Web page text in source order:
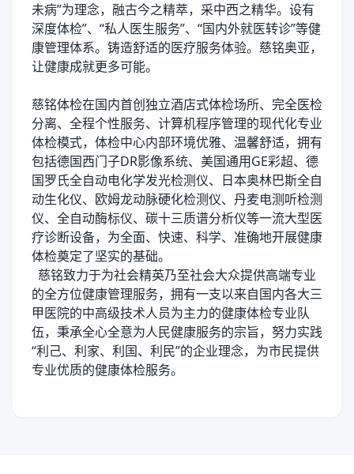
未病”为理念，融古今之精萃，采中西之精华。设有
深度体检”、“私人医生服务”、“国内外就医转诊”等健
康管理体系。铸造舒适的医疗服务体验。慈铭奥亚，
让健康成就更多可能。
慈铭体检在国内首创独立酒店式体检场所、完全医检
分离、全程个性服务、计算机程序管理的现代化专业
体检模式，体检中心内部环境优雅、温馨舒适，拥有
包括德国西门子DR影像系统、美国通用GE彩超、德
国罗氏全自动电化学发光检测仪、日本奥林巴斯全自
动生化仪、欧姆龙动脉硬化检测仪、丹麦电测听检测
仪、全自动酶标仪、碳十三质谱分析仪等一流大型医
疗诊断设备，为全面、快速、科学、准确地开展健康
体检奠定了坚实的基础。
慈铭致力于为社会精英乃至社会大众提供高端专业
的全方位健康管理服务，拥有一支以来自国内各大三
甲医院的中高级技术人员为主力的健康体检专业队
伍，秉承全心全意为人民健康服务的宗旨，努力实践
“利己、利家、利国、利民”的企业理念，为市民提供
专业优质的健康体检服务。